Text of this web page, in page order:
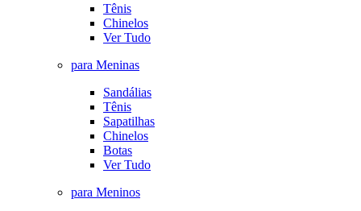
Tênis
Chinelos
Ver Tudo
para Meninas
Sandálias
Tênis
Sapatilhas
Chinelos
Botas
Ver Tudo
para Meninos